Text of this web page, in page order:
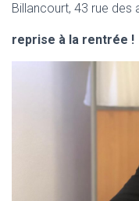
Billancourt, 43 rue des
reprise à la rentrée !